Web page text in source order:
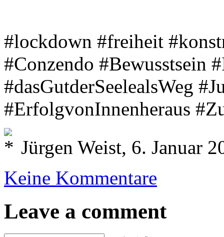
#lockdown #freiheit
#Conzendo #Bewusstsein
#dasGutderSeelealsWeg
#ErfolgvonInnenheraus
Jürgen Weist, 6. Januar
Keine Kommentare
Leave a comment